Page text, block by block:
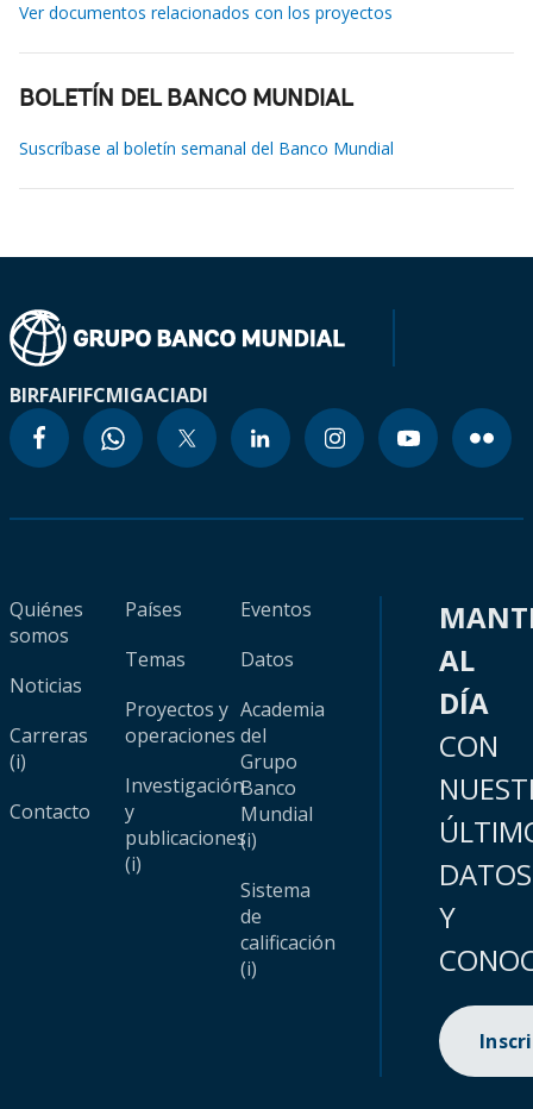
Ver documentos relacionados con los proyectos
BOLETÍN DEL BANCO MUNDIAL
Suscríbase al boletín semanal del Banco Mundial
BIRFAIFIFCMIGACIADI
Quiénes
somos
Noticias
Carreras
(i)
Contacto
Países
Temas
Proyectos y
operaciones
Investigación
y
publicaciones
(i)
Eventos
Datos
Academia
del
Grupo
Banco
Mundial
(i)
Sistema
de
calificación
(i)
AL
DÍA
CON
DATOS
Y